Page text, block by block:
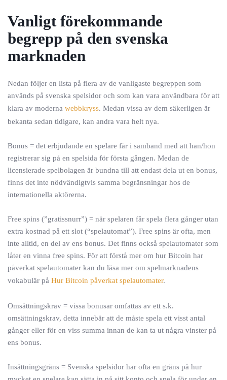
Vanligt förekommande
begrepp på den svenska
marknaden
Nedan följer en lista på flera av de vanligaste begreppen som
används på svenska spelsidor och som kan vara användbara för att
klara av moderna webbkryss. Medan vissa av dem säkerligen är
bekanta sedan tidigare, kan andra vara helt nya.
Bonus = det erbjudande en spelare får i samband med att han/hon
registrerar sig på en spelsida för första gången. Medan de
licensierade spelbolagen är bundna till att endast dela ut en bonus,
finns det inte nödvändigtvis samma begränsningar hos de
internationella aktörerna.
Free spins (”gratissnurr”) = när spelaren får spela flera gånger utan
extra kostnad på ett slot (“spelautomat”). Free spins är ofta, men
inte alltid, en del av ens bonus. Det finns också spelautomater som
låter en vinna free spins. För att förstå mer om hur Bitcoin har
påverkat spelautomater kan du läsa mer om spelmarknadens
vokabulär på Hur Bitcoin påverkat spelautomater.
Omsättningskrav = vissa bonusar omfattas av ett s.k.
omsättningskrav, detta innebär att de måste spela ett visst antal
gånger eller för en viss summa innan de kan ta ut några vinster på
ens bonus.
Insättningsgräns = Svenska spelsidor har ofta en gräns på hur